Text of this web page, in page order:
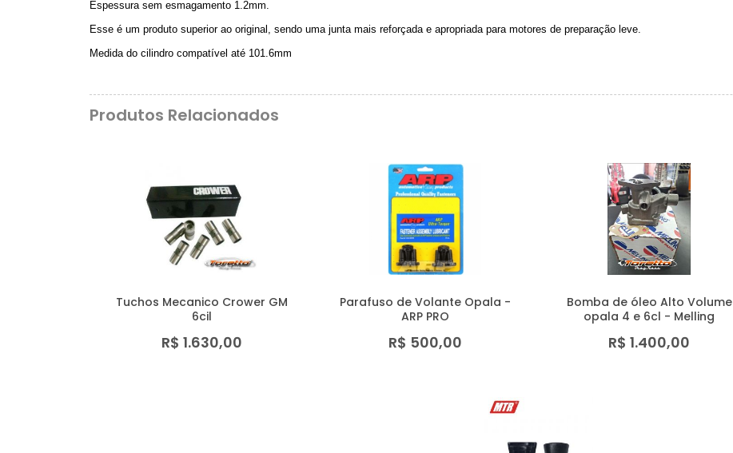
Espessura sem esmagamento 1.2mm.
Esse é um produto superior ao original, sendo uma junta mais reforçada e apropriada para motores de preparação leve.
Medida do cilindro compatível até 101.6mm
Produtos Relacionados
Tuchos Mecanico Crower GM
6cil
R$ 1.630,00
Parafuso de Volante Opala -
ARP PRO
R$ 500,00
Bomba de óleo Alto Volume
opala 4 e 6cl - Melling
R$ 1.400,00